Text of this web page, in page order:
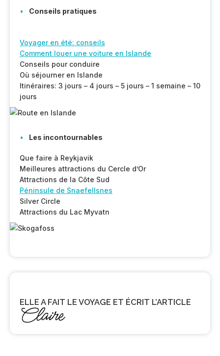
Conseils pratiques
Voyager en été: conseils
Comment louer une voiture en Islande
Conseils pour conduire
Où séjourner en Islande
Itinéraires: 3 jours – 4 jours – 5 jours – 1 semaine – 10
jours
Les incontournables
Que faire à Reykjavik
Meilleures attractions du Cercle d’Or
Attractions de la Côte Sud
Péninsule de Snaefellsnes
Silver Circle
Attractions du Lac Myvatn
ELLE A FAIT LE VOYAGE ET ÉCRIT L’ARTICLE
Claire